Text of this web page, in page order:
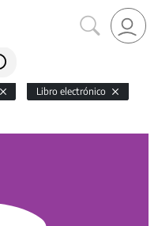
Libro electrónico